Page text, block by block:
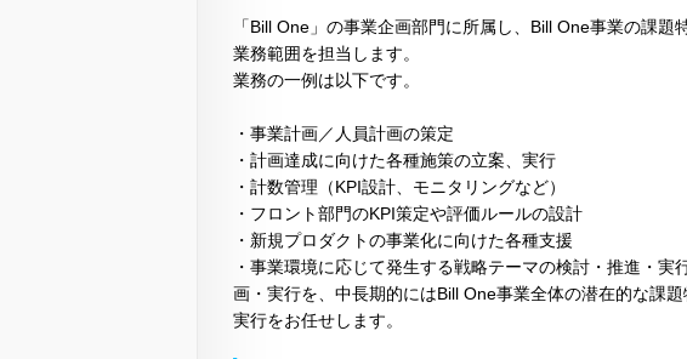
「Bill One」の事業企画部門に所属し、Bill One事業の課
業務範囲を担当します。
業務の一例は以下です。
・事業計画／人員計画の策定
・計画達成に向けた各種施策の立案、実行
・計数管理（KPI設計、モニタリングなど）
・フロント部門のKPI策定や評価ルールの設計
・新規プロダクトの事業化に向けた各種支援
・事業環境に応じて発生する戦略テーマの検討・推進・
画・実行を、中長期的にはBill One事業全体の潜在的な課
実行をお任せします。